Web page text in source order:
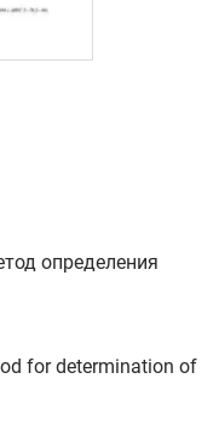
определения
for determination of